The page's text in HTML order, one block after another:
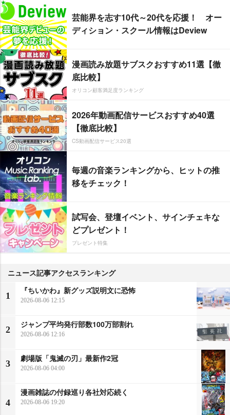
芸能界を志す10代～20代を応援！ オー
ディション・スクール情報はDeview
漫画読み放題サブスクおすすめ11選【徹
底比較】
オリコン顧客満足度ランキング
2026年動画配信サービスおすすめ40選
【徹底比較】
CS動画配信サービス20選
毎週の音楽ランキングから、ヒットの推
移をチェック！
試写会、登壇イベント、サインチェキな
どプレゼント！
プレゼント特集
ニュース記事アクセスランキング
1
『ちいかわ』新グッズ説明文に恐怖
2026-08-06 12:15
2
ジャンプ平均発行部数100万部割れ
2026-08-06 12:16
3
劇場版「鬼滅の刃」最新作2冠
2026-08-06 04:00
4
漫画雑誌の付録巡り各社対応続く
2026-08-06 19:20